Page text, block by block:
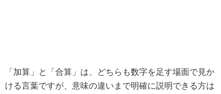
「加算」と「合算」は、どちらも数字を足す場面で見か
ける言葉ですが、意味の違いまで明確に説明できる方は